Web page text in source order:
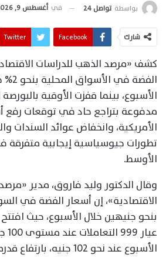
بواسطة تواصل 24 في أغسطس 9, 2026
شارك Facebook
Twitter
كشف «مرصد الذهب للدراسات
الفضة
مدفوعة بتراجع حاد في توقعات رفع
الأمريكية، وانخفاض عوائد السندات
تطورات جيوسياسية إيجابية
الأوسط.
وقال الدكتور وليد فاروق، مدير
الاقتصادية»، إن أسعار الفضة في
بنحو جنيهين خلال الأسبوع، حيث
الأسبوع عند نحو 102 جنيه، بارتفاع قدره 2%.